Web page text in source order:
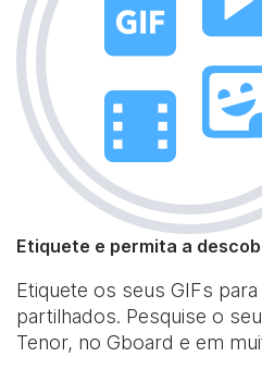
Etiquete e permita a
Etiquete os seus GIFs
partilhados. Pesquise o
Tenor, no Gboard e em